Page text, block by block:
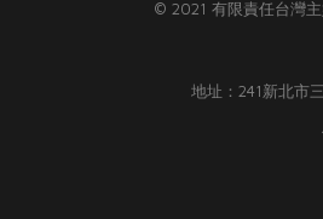
© 2021 有限責任台灣
地址：241新北市